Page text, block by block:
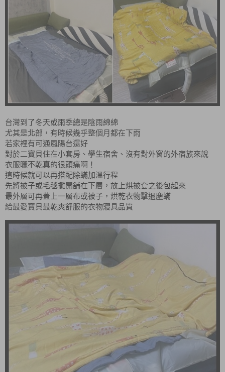
台灣到了冬天或雨季總是陰雨綿綿
尤其是北部，有時候幾乎整個月都在下雨
若家裡有可通風陽台還好
對於二寶貝住在小套房、學生宿舍、沒有對外窗的外宿族來說
衣服曬不乾真的很頭痛啊！
這時候就可以再搭配除蟎加溫行程
先將被子或毛毯攤開舖在下層，放上烘被套之後包起來
最外層可再蓋上一層布或被子，烘乾衣物擊退塵蟎
給最愛寶貝最乾爽舒服的衣物寢具品質